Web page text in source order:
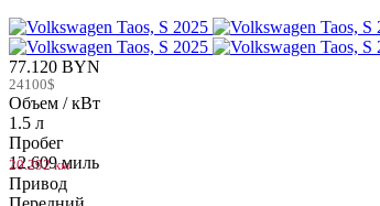
77.120 BYN
24100$
Объем / кВт
1.5 л
Пробег
12.609 миль
20.292 км
Привод